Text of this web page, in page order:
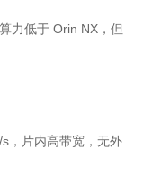
力低于 Orin NX，但
，片内高带宽，无外